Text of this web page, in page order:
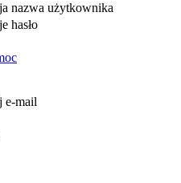
nazwa użytkownika
hasło
e-mail